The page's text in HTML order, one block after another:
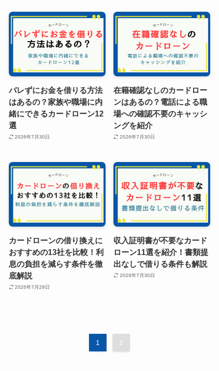
バレずにお金を借りる方法
はあるの？家族や職場に内
緒にできるカードローン12
選
2026年7月30日
在籍確認なしのカードロー
ンはあるの？電話による職
場への確認不要のキャッシ
ングを紹介
2026年7月30日
カードローンの借り換えに
おすすめの13社を比較！利
息の負担を減らす条件を徹
底解説
2026年7月29日
収入証明書が不要なカード
ローン11選を紹介！書類提
出なしで借りる条件も解説
2026年7月30日
1 2